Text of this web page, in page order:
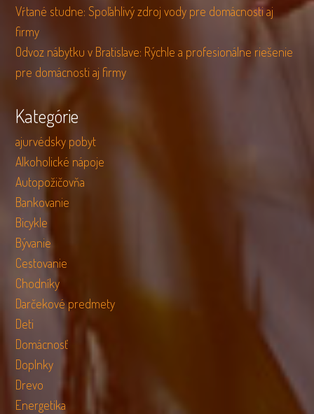
Vŕtané studne: Spoľahlivý zdroj vody pre domácnosti aj
firmy
Odvoz nábytku v Bratislave: Rýchle a profesionálne riešenie
pre domácnosti aj firmy
Kategórie
ajurvédsky pobyt
Alkoholické nápoje
Autopožičovňa
Bankovanie
Bicykle
Bývanie
Cestovanie
Chodníky
Darčekové predmety
Deti
Domácnosť
Doplnky
Drevo
Energetika